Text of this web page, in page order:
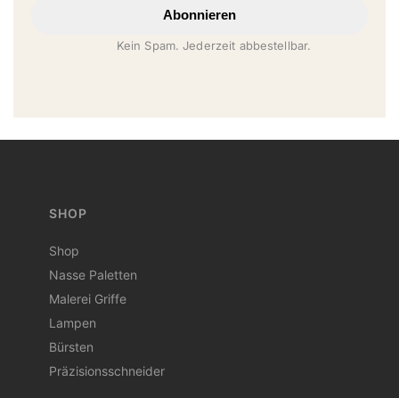
Abonnieren
Kein Spam. Jederzeit abbestellbar.
SHOP
Shop
Nasse Paletten
Malerei Griffe
Lampen
Bürsten
Präzisionsschneider